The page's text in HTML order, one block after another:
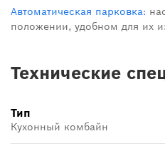
Автоматическая парковка:
положении, удобном для их
Технические
Тип
Кухонный комбайн